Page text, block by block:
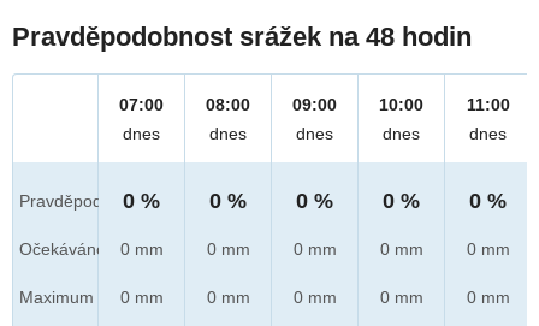
Pravděpodobnost srážek na 48 hodin
Pravděpod.
Očekáváno
Maximum
07:00
dnes
0 %
0 mm
0 mm
08:00
dnes
0 %
0 mm
0 mm
09:00
dnes
0 %
0 mm
0 mm
10:00
dnes
0 %
0 mm
0 mm
11:00
dnes
0 %
0 mm
0 mm